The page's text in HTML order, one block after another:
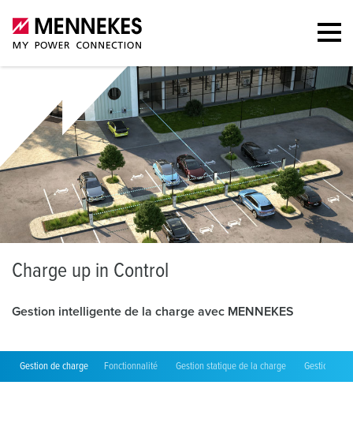
Charge up in Control
Gestion intelligente de la charge avec MENNEKES
Gestion de charge Fonctionnalité Gestion statique de la charge Gestion